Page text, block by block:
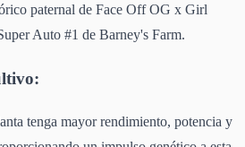
paternal de Face Off OG x Girl
Auto #1 de Barney's Farm.
tenga mayor rendimiento, potencia y